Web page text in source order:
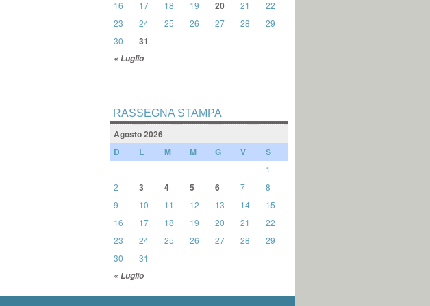
« Luglio
16
17 18 19 20 21
22
23
24 25 26 27 28
29
30
31
RASSEGNA STAMPA
Agosto 2026
D
L M M G V S
« Luglio
1
2
3 4 5 6 7
8
9
10 11 12 13 14
15
16
17 18 19 20 21
22
23
24 25 26 27 28
29
30
31